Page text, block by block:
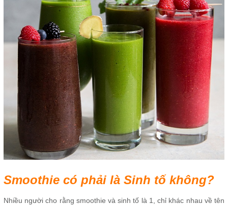
Smoothie có phải là Sinh tố không?
Nhiều người cho rằng smoothie và sinh tố là 1, chỉ khác nhau về tên